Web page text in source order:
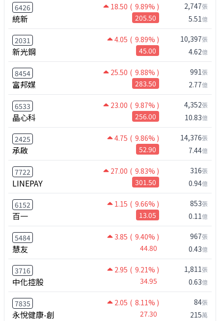
6426 18.50 ( 9.89% )
統新 205.50
2,747張
5.51億
2031 4.05 ( 9.89% )
新光鋼 45.00
10,397張
4.62億
8454 25.50 ( 9.88% )
富邦媒 283.50
991張
2.77億
6533 23.00 ( 9.87% )
晶心科 256.00
4,352張
10.83億
2425 4.75 ( 9.86% )
承啟 52.90
14,376張
7.44億
7722 27.00 ( 9.83% )
LINEPAY 301.50
316張
0.94億
6152 1.15 ( 9.66% )
百一 13.05
853張
0.11億
5484 3.85 ( 9.40% )
慧友 44.80
967張
0.43億
3716 2.95 ( 9.21% )
中化控股 34.95
1,811張
0.63億
7835 2.05 ( 8.11% )
永悅健康-創 27.30
84張
215萬